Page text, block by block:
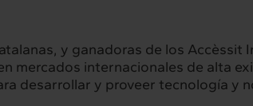
y ganadoras de los Accèssit
mercados internacionales de alta
desarrollar y proveer tecnología y